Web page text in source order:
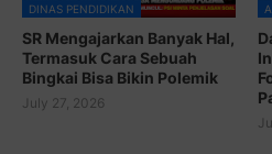
DINAS PENDIDIKAN
SR Mengajarkan Banyak Hal,
Termasuk Cara Sebuah
Bingkai Bisa Bikin Polemik
July 27, 2026